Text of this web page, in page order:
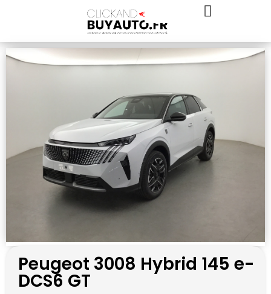
Peugeot 3008 Hybrid 145 e-
DCS6 GT